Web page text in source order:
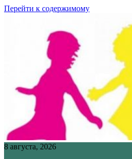
Перейти к содержимому
8 августа, 2026